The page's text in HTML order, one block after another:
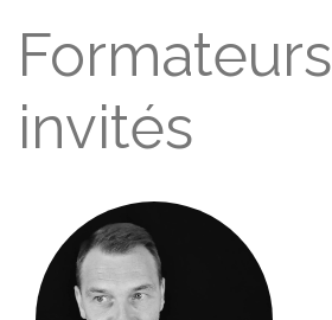
Formateurs
invités